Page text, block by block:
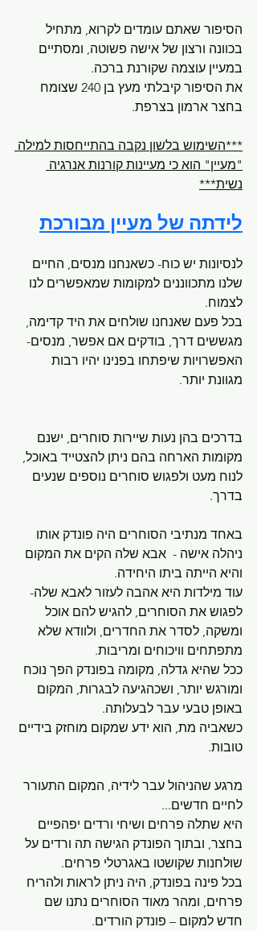
הסיפור שאתם עומדים לקרוא, מתחיל
בכוונה ורצון של אישה פשוטה, ומסתיים
במעיין עוצמה שקורנת ברכה.
את הסיפור קיבלתי מעץ בן 240 שצומח
בחצר ארמון בצרפת.
***השימוש בלשון נקבה בהתייחסות למילה
"מעיין" הוא כי מעיינות קורנות אנרגיה
נשית***
לידתה של מעיין מבורכת
לנסיונות יש כוח- כשאנחנו מנסים, החיים
שלנו מתכווננים למקומות שמאפשרים לנו
לצמוח.
בכל פעם שאנחנו שולחים את היד קדימה,
מגששים דרך, בודקים אם אפשר, מנסים-
האפשרויות שיפתחו בפנינו יהיו רבות
מגוונת יותר.
בדרכים בהן נעות שיירות סוחרים, ישנם
מקומות הארחה בהם ניתן להצטייד באוכל,
לנוח מעט ולפגוש סוחרים נוספים שנעים
בדרך.
באחד מנתיבי הסוחרים היה פונדק אותו
ניהלה אישה -  אבא שלה הקים את המקום
והיא הייתה ביתו היחידה.
עוד מילדות היא אהבה לעזור לאבא שלה-
לפגוש את הסוחרים, להגיש להם אוכל
ומשקה, לסדר את החדרים, ולוודא שלא
מתפתחים וויכוחים ומריבות.
ככל שהיא גדלה, מקומה בפונדק הפך נוכח
ומורגש יותר, ושכהגיעה לבגרות, המקום
באופן טבעי עבר לבעלותה.
כשאביה מת, הוא ידע שמקום מוחזק בידיים
טובות.
מרגע שהניהול עבר לידיה, המקום התעורר
לחיים חדשים...
היא שתלה פרחים ושיחי ורדים יפהפיים
בחצר, ובתוך הפונדק הגישה תה ורדים על
שולחנות שקושטו באגרטלי פרחים.
בכל פינה בפונדק, היה ניתן לראות ולהריח
פרחים, ומהר מאוד הסוחרים נתנו שם
חדש למקום – פונדק הורדים.